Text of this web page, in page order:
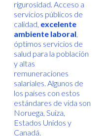
rigurosidad. Acceso a
servicios públicos de
calidad, excelente
ambiente laboral,
óptimos servicios de
salud para la población
y altas
remuneraciones
salariales. Algunos de
los países con estos
estándares de vida son
Noruega, Suiza,
Estados Unidos y
Canadá.